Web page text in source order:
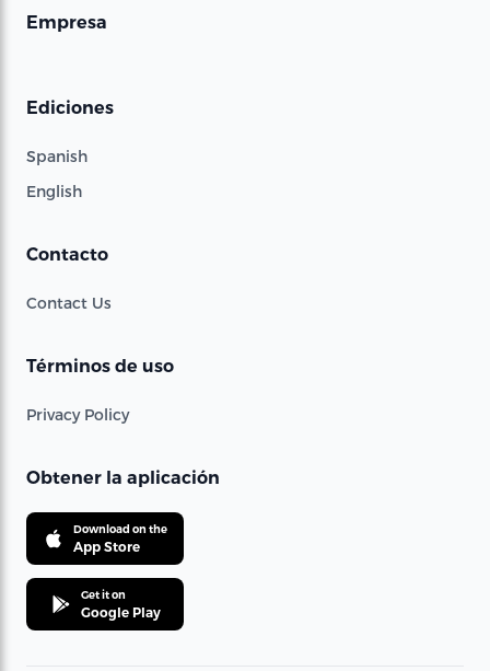
Empresa
Ediciones
Spanish
English
Contacto
Contact Us
Términos de uso
Privacy Policy
Obtener la aplicación
Download on the
App Store
Get it on
Google Play